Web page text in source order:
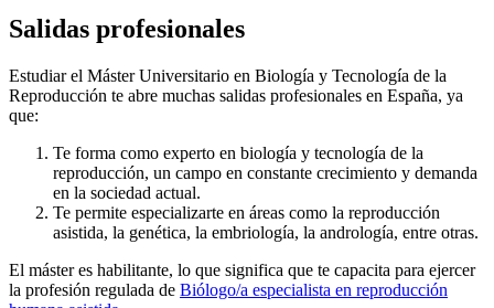
Salidas profesionales
Estudiar el Máster Universitario en Biología y Tecnología de la
Reproducción te abre muchas salidas profesionales en España, ya
que:
Te forma como experto en biología y tecnología de la
reproducción, un campo en constante crecimiento y demanda
en la sociedad actual.
Te permite especializarte en áreas como la reproducción
asistida, la genética, la embriología, la andrología, entre otras.
El máster es habilitante, lo que significa que te capacita para ejercer
la profesión regulada de Biólogo/a especialista en reproducción